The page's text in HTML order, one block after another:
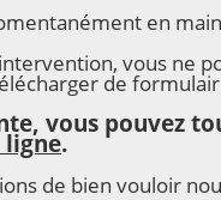
en
vous ne
de
vous pouvez
ligne.
de bien vouloir